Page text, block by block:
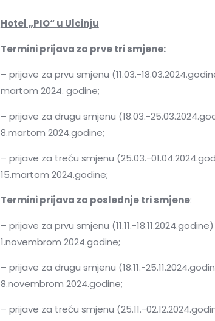
Hotel „PIO“ u Ulcinju
Termini prijava za prve tri smjene:
– prijave za prvu smjenu (11.03.-
martom 2024. godine;
– prijave za drugu smjenu (18.03.-
8.martom 2024.godine;
– prijave za treću smjenu (25.03.-
15.martom 2024.godine;
Termini prijava za poslednje tri smjene:
– prijave za prvu smjenu (11.11.-
1.novembrom 2024.godine;
– prijave za drugu smjenu (18.11.-
8.novembrom 2024.godine;
– prijave za treću smjenu (25.11.-